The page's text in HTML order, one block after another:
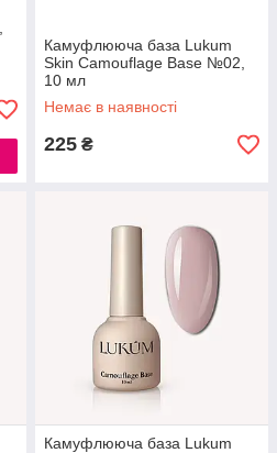
Камуфлююча база Lukum
Skin Camouflage Base №02,
10 мл
Немає в наявності
225 ₴
Камуфлююча база Lukum